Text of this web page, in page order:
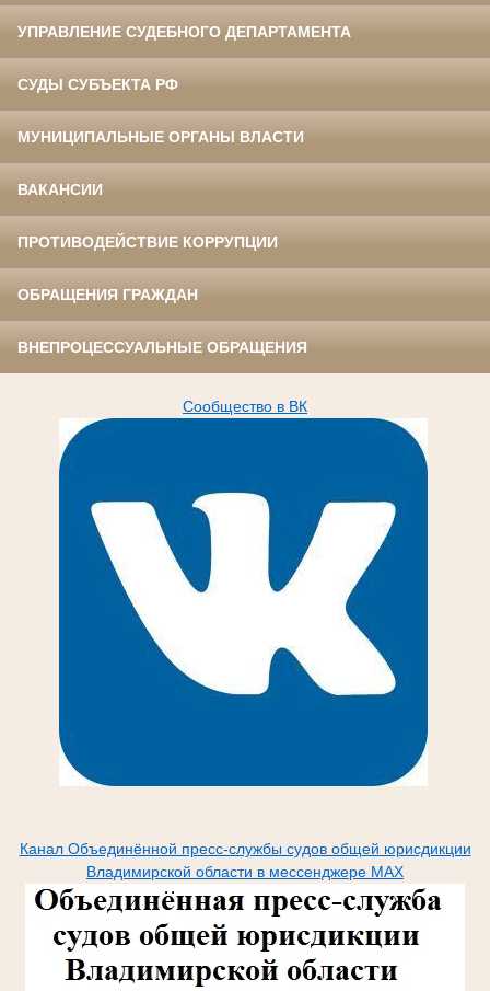
УПРАВЛЕНИЕ СУДЕБНОГО ДЕПАРТАМЕНТА
СУДЫ СУБЪЕКТА РФ
МУНИЦИПАЛЬНЫЕ ОРГАНЫ ВЛАСТИ
ВАКАНСИИ
ПРОТИВОДЕЙСТВИЕ КОРРУПЦИИ
ОБРАЩЕНИЯ ГРАЖДАН
ВНЕПРОЦЕССУАЛЬНЫЕ ОБРАЩЕНИЯ
Сообщество в ВК
Канал Объединённой пресс-службы судов общей юрисдикции
Владимирской области в мессенджере МАХ